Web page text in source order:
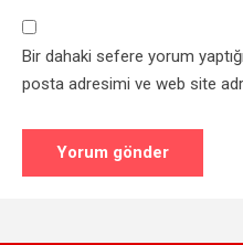
Bir dahaki sefere yorum
posta adresimi ve web site